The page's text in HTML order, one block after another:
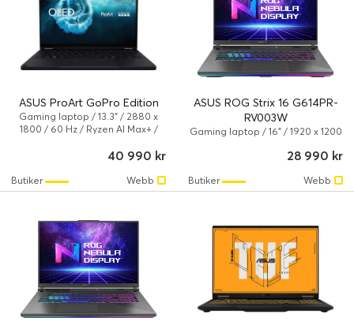
ASUS ProArt GoPro Edition
Gaming laptop / 13.3" / 2880 x
1800 / 60 Hz / Ryzen AI Max+ /
8060S / Windows 11 Pro
40 990 kr
Webb
Butiker
ASUS ROG Strix 16 G614PR-
RV003W
Gaming laptop / 16" / 1920 x 1200
GB / 1 TB / NVIDIA GeForce RTX
28 990 kr
Webb
Butiker